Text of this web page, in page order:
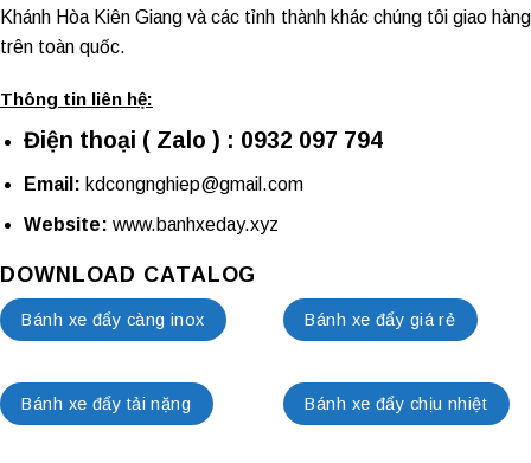
Khánh Hòa Kiên Giang và các tỉnh thành khác chúng tôi giao hàng
trên toàn quốc.
Thông tin liên hệ:
Điện thoại ( Zalo ) : 0932 097 794
Email: kdcongnghiep@gmail.com
Website: www.banhxeday.xyz
DOWNLOAD CATALOG
Bánh xe đẩy càng inox Bánh xe đẩy giá rẻ
Bánh xe đẩy tải nặng Bánh xe đẩy chịu nhiệt